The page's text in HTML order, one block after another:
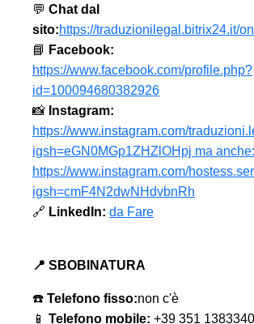
💬 Chat dal
sito:https://traduzionilegal.bitrix24.it/
📘 Facebook:
https://www.facebook.com/profile.php?
id=100094680382926
📸 Instagram:
https://www.instagram.com/
igsh=eGN0MGp1ZHZlOHpj ma anche:
https://www.instagram.com/
igsh=cmF4N2dwNHdvbnRh
🔗 LinkedIn: da Fare
📍 SBOBINATURA
☎️ Telefono fisso:non c'è
📱 Telefono mobile: +39 351 1383340